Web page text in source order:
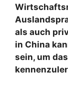
als auch
in China
sein, um